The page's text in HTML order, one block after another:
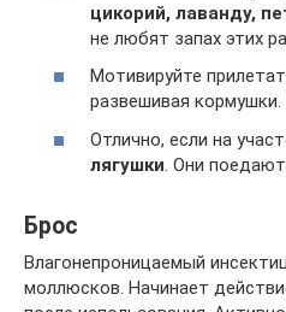
цикорий, лаванду,
не любят запах этих
Мотивируйте
развешивая
Отлично, если на
лягушки. Они
Брос
Влагонепроницаемый
моллюсков. Начинает